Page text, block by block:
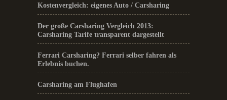
Kostenvergleich: eigenes Auto / Carsharing
Der große Carsharing Vergleich 2013:
Carsharing Tarife transparent dargestellt
Ferrari Carsharing? Ferrari selber fahren als
Erlebnis buchen.
Carsharing am Flughafen